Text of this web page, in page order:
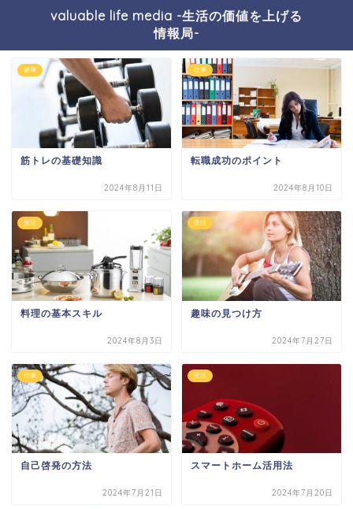
valuable life media -生活の価値を上げる
情報局-
健康
筋トレの基礎知識
2024年8月11日
仕事
転職成功のポイント
2024年8月10日
生活
料理の基本スキル
2024年8月3日
生活
趣味の見つけ方
2024年7月27日
仕事
自己啓発の方法
2024年7月21日
生活
スマートホーム活用法
2024年7月20日